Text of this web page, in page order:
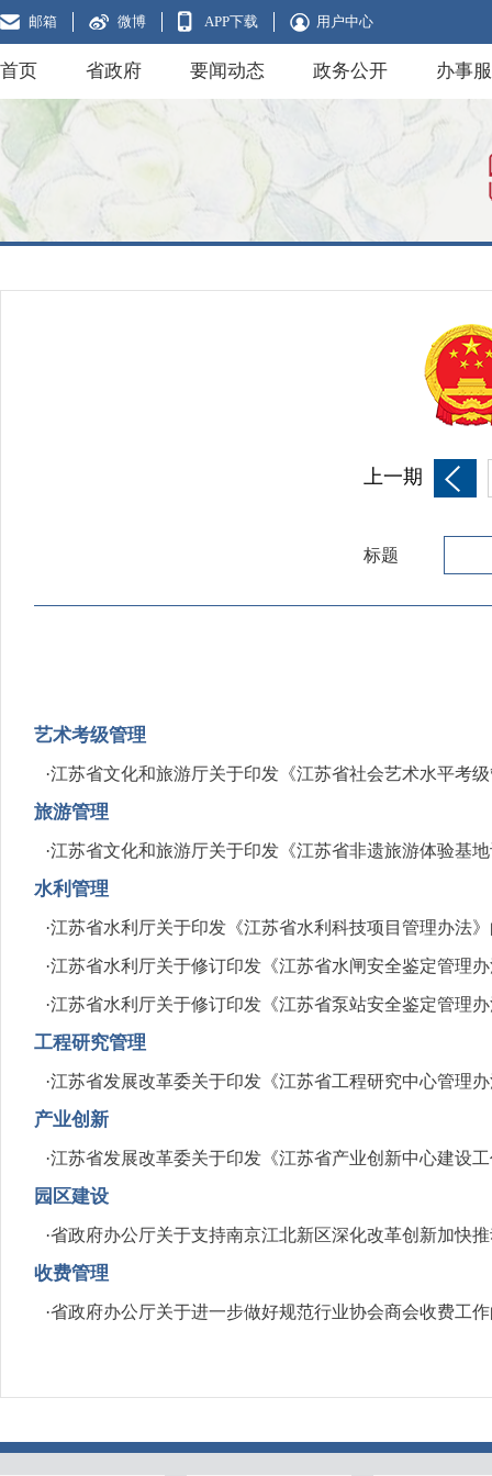
邮箱 微博 APP下载 用户中心
首页 省政府 要闻动态 政务公开 办事
上一期
标题
艺术考级管理
·江苏省文化和旅游厅关于印发《江苏省社会艺术水平考
旅游管理
·江苏省文化和旅游厅关于印发《江苏省非遗旅游体验基
水利管理
·江苏省水利厅关于印发《江苏省水利科技项目管理办法
·江苏省水利厅关于修订印发《江苏省水闸安全鉴定管理
·江苏省水利厅关于修订印发《江苏省泵站安全鉴定管理
工程研究管理
·江苏省发展改革委关于印发《江苏省工程研究中心管理
产业创新
·江苏省发展改革委关于印发《江苏省产业创新中心建设
园区建设
·省政府办公厅关于支持南京江北新区深化改革创新加快
收费管理
·省政府办公厅关于进一步做好规范行业协会商会收费工